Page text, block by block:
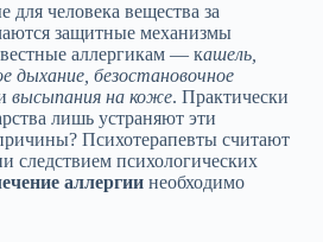
для человека вещества за
защитные механизмы
аллергикам — кашель,
дыхание, безостановочное
высыпания на коже. Практически
лишь устраняют эти
Психотерапевты считают
следствием психологических
аллергиинеобходимо